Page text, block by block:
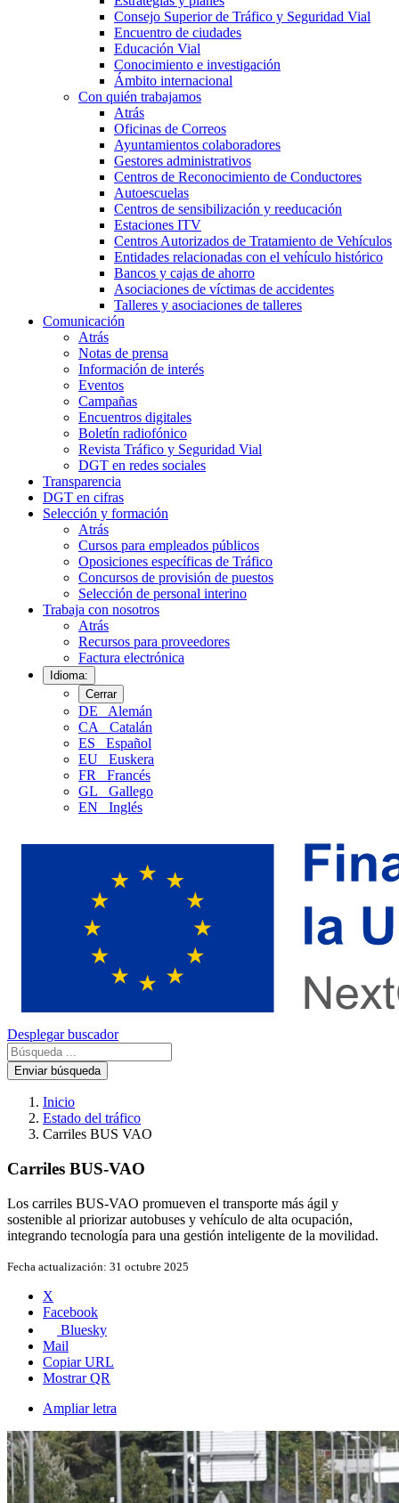
Consejo Superior de Tráfico y Seguridad Vial
Encuentro de ciudades
Educación Vial
Conocimiento e investigación
Ámbito internacional
Con quién trabajamos
Atrás
Oficinas de Correos
Ayuntamientos colaboradores
Gestores administrativos
Centros de Reconocimiento de Conductores
Autoescuelas
Centros de sensibilización y reeducación
Estaciones ITV
Centros Autorizados de Tratamiento de Vehículos
Entidades relacionadas con el vehículo histórico
Bancos y cajas de ahorro
Asociaciones de víctimas de accidentes
Talleres y asociaciones de talleres
Comunicación
Atrás
Notas de prensa
Información de interés
Eventos
Campañas
Encuentros digitales
Boletín radiofónico
Revista Tráfico y Seguridad Vial
DGT en redes sociales
Transparencia
DGT en cifras
Selección y formación
Atrás
Cursos para empleados públicos
Oposiciones específicas de Tráfico
Concursos de provisión de puestos
Selección de personal interino
Trabaja con nosotros
Atrás
Recursos para proveedores
Factura electrónica
Idioma:
Cerrar
DE
Alemán
CA
Catalán
ES
Español
EU
Euskera
FR
Francés
GL
Gallego
EN
Inglés
Desplegar buscador
Enviar búsqueda
Inicio
Estado del tráfico
Carriles BUS VAO
Carriles BUS-VAO
Los carriles BUS-VAO promueven el transporte más ágil y
sostenible al priorizar autobuses y vehículo de alta ocupación,
integrando tecnología para una gestión inteligente de la movilidad.
Fecha actualización: 31 octubre 2025
X
Facebook
Bluesky
Mail
Copiar URL
Mostrar QR
Ampliar letra